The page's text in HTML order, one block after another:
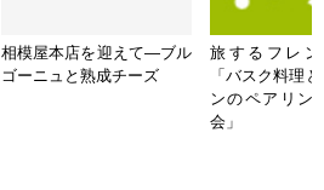
相模屋本店を迎えて―ブル
ゴーニュと熟成チーズ
旅するフレン
「バスク料理
ンのペアリン
会」